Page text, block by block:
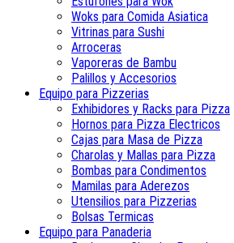
Woks para Comida Asiatica
Vitrinas para Sushi
Arroceras
Vaporeras de Bambu
Palillos y Accesorios
Equipo para Pizzerias
Exhibidores y Racks para Pizza
Hornos para Pizza Electricos
Cajas para Masa de Pizza
Charolas y Mallas para Pizza
Bombas para Condimentos
Mamilas para Aderezos
Utensilios para Pizzerias
Bolsas Termicas
Equipo para Panaderia